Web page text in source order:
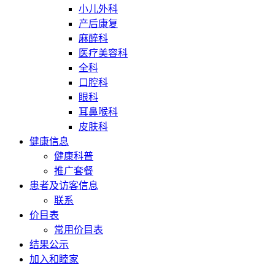
小儿外科
产后康复
麻醉科
医疗美容科
全科
口腔科
眼科
耳鼻喉科
皮肤科
健康信息
健康科普
推广套餐
患者及访客信息
联系
价目表
常用价目表
结果公示
加入和睦家